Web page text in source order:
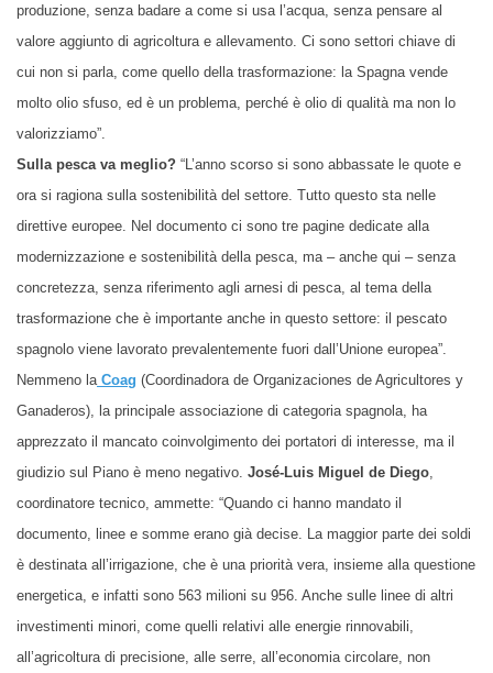
produzione, senza badare a come si usa l’acqua, senza pensare al
valore aggiunto di agricoltura e allevamento. Ci sono settori chiave di
cui non si parla, come quello della trasformazione: la Spagna vende
molto olio sfuso, ed è un problema, perché è olio di qualità ma non lo
valorizziamo”.
Sulla pesca va meglio? “L’anno scorso si sono abbassate le quote e
ora si ragiona sulla sostenibilità del settore. Tutto questo sta nelle
direttive europee. Nel documento ci sono tre pagine dedicate alla
modernizzazione e sostenibilità della pesca, ma – anche qui – senza
concretezza, senza riferimento agli arnesi di pesca, al tema della
trasformazione che è importante anche in questo settore: il pescato
spagnolo viene lavorato prevalentemente fuori dall’Unione europea”.
Nemmeno la Coag (Coordinadora de Organizaciones de Agricultores y
Ganaderos), la principale associazione di categoria spagnola, ha
apprezzato il mancato coinvolgimento dei portatori di interesse, ma il
giudizio sul Piano è meno negativo. José-Luis Miguel de Diego
coordinatore tecnico, ammette: “Quando ci hanno mandato il
documento, linee e somme erano già decise. La maggior parte dei soldi
è destinata all’irrigazione, che è una priorità vera, insieme alla questione
energetica, e infatti sono 563 milioni su 956. Anche sulle linee di altri
investimenti minori, come quelli relativi alle energie rinnovabili,
all’agricoltura di precisione, alle serre, all’economia circolare, non